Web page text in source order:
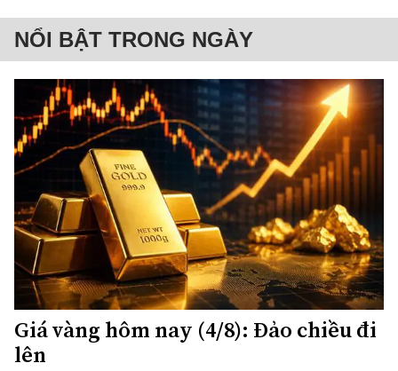
NỔI BẬT TRONG NGÀY
Giá vàng hôm nay (4/8): Đảo chiều đi
lên